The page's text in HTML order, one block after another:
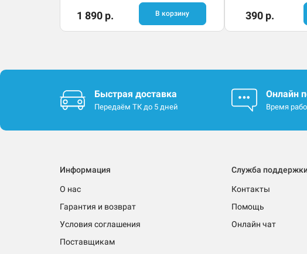
1 890 р. В корзину 390 р.
Быстрая доставка
Передаём ТК до 5 дней
Онлайн
Время
Информация
О нас
Гарантия и возврат
Условия соглашения
Поставщикам
Служба
Контакты
Помощь
Онлайн чат